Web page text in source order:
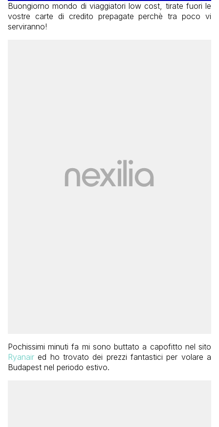
Buongiorno mondo di viaggiatori low cost, tirate fuori le
vostre carte di credito prepagate perchè tra poco vi
serviranno!
Pochissimi minuti fa mi sono buttato a capofitto nel sito
Ryanair ed ho trovato dei prezzi fantastici per volare a
Budapest nel periodo estivo.